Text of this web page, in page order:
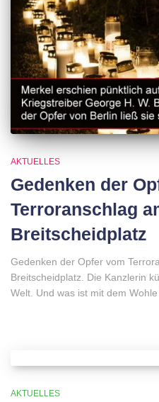
AKTUELLES
Gedenken der
Terroranschlag
Breitscheidplatz
Gedenken der Opfer vom
Breitscheidplatz. Die Kanzlerin
Welt. Und was ist mit dem
AKTUELLES